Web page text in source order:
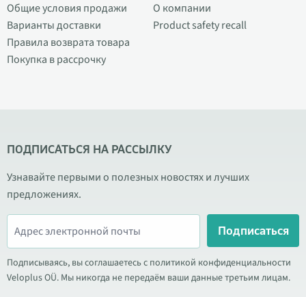
Общие условия продажи
Варианты доставки
Правила возврата товара
Покупка в рассрочку
О компании
Product safety recall
ПОДПИСАТЬСЯ НА РАССЫЛКУ
Узнавайте первыми о полезных новостях и лучших
предложениях.
Подписаться
Подписываясь, вы соглашаетесь с политикой конфиденциальности
Veloplus OÜ. Мы никогда не передаём ваши данные третьим лицам.